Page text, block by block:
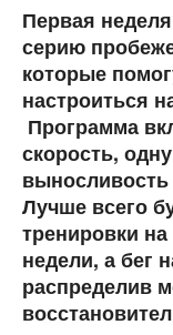
Первая
серию
которые
настроиться
Программа
скорость,
Лучше всего
тренировки
недели, а бег
распределив